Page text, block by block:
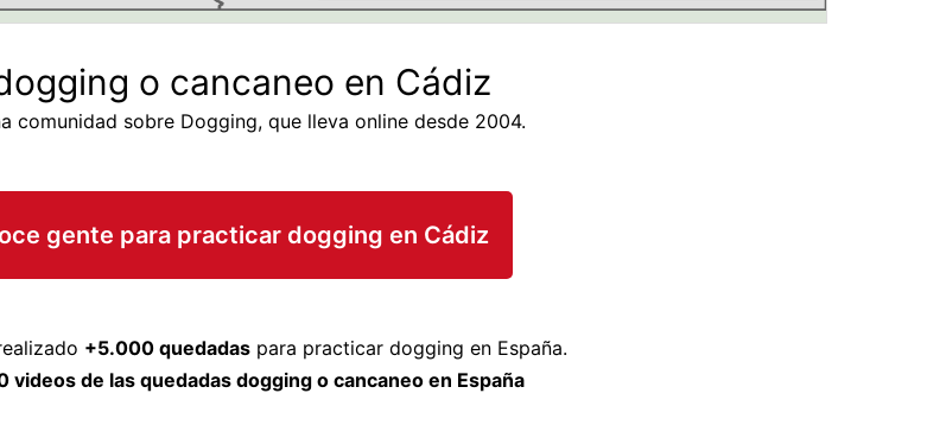
o cancaneo en Cádiz
comunidad sobre Dogging, que lleva online desde 2004.
gente para practicar dogging en Cádiz
+5.000 quedadas para practicar dogging en España.
videos de las quedadas dogging o cancaneo en España